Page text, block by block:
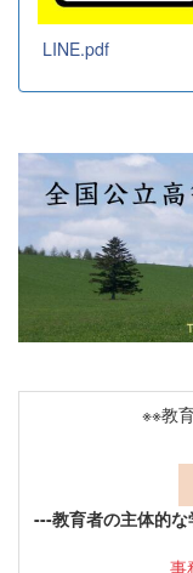
LINE.pdf
※※教
---教育者の主体的
事